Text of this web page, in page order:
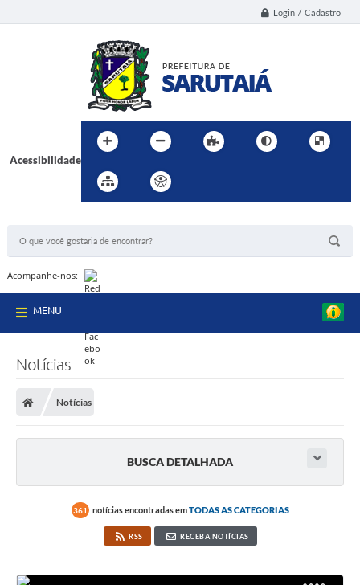
Login / Cadastro
Acessibilidade
Acompanhe-nos:
MENU
Notícias
Notícias
BUSCA DETALHADA
361 notícias encontradas emTODAS AS CATEGORIAS
RSS RECEBA NOTÍCIAS